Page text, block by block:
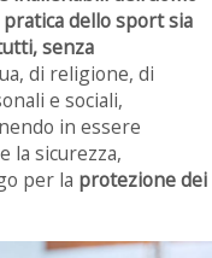
dello sport sia
senza
di religione, di
e sociali,
in essere
la sicurezza,
per la protezione dei